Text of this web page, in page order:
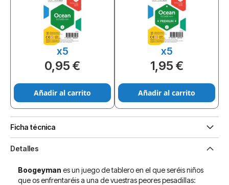
x5
0,95 €
Añadir al carrito
x5
1,95 €
Añadir al carrito
Ficha técnica
Detalles
Boogeyman es un juego de tablero en el que seréis niños
que os enfrentaréis a una de vuestras peores pesadillas: